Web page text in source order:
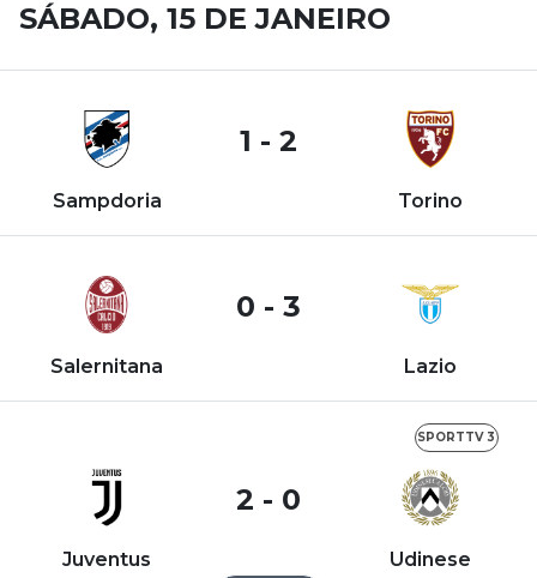
SÁBADO, 15 DE JANEIRO
Sampdoria
1 - 2
Torino
Salernitana
0 - 3
Lazio
SPORTTV 3
Juventus
2 - 0
Udinese